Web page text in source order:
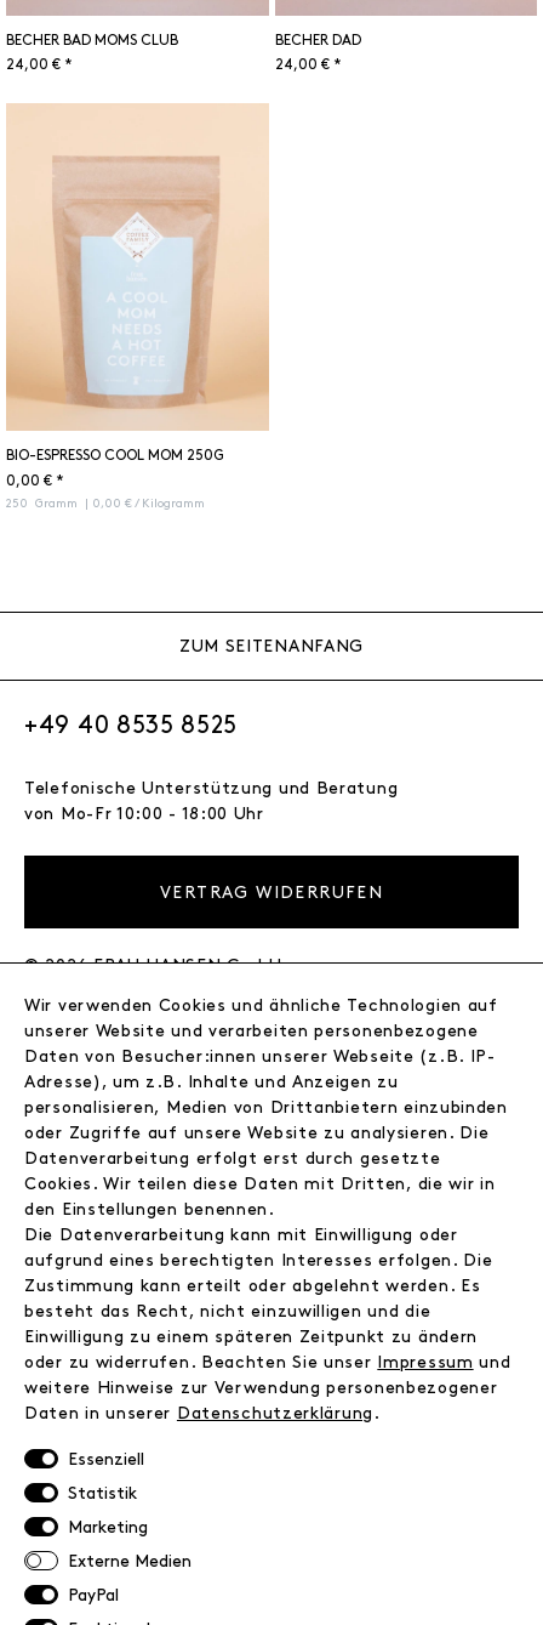
BECHER BAD MOMS CLUB
24,00 € *
BECHER DAD
24,00 € *
BIO-ESPRESSO COOL MOM 250G
0,00 € *
250 Gramm | 0,00 € / Kilogramm
ZUM SEITENANFANG
+49 40 8535 8525
Telefonische Unterstützung und Beratung
von Mo-Fr 10:00 - 18:00 Uhr
VERTRAG WIDERRUFEN
© 2026 FRAU HANSEN GmbH
Store
Journal
Wir
Jobs
Instagram
Facebook
Kontakt
FAQ
Zahlungsinformationen
Versand
Retoure
Datenschutz
AGB
Impressum
Wir verwenden Cookies und ähnliche Technologien auf
unserer Website und verarbeiten personenbezogene
Daten von Besucher:innen unserer Webseite (z.B. IP-
Adresse), um z.B. Inhalte und Anzeigen zu
personalisieren, Medien von Drittanbietern einzubinden
oder Zugriffe auf unsere Website zu analysieren. Die
Datenverarbeitung erfolgt erst durch gesetzte
Cookies. Wir teilen diese Daten mit Dritten, die wir in
den Einstellungen benennen.
Die Datenverarbeitung kann mit Einwilligung oder
aufgrund eines berechtigten Interesses erfolgen. Die
Zustimmung kann erteilt oder abgelehnt werden. Es
besteht das Recht, nicht einzuwilligen und die
Einwilligung zu einem späteren Zeitpunkt zu ändern
oder zu widerrufen. Beachten Sie unser
Impressum und
weitere Hinweise zur Verwendung personenbezogener
Daten in unserer
Daten­schutz­erklärung .
Essenziell
Statistik
Marketing
Externe Medien
PayPal